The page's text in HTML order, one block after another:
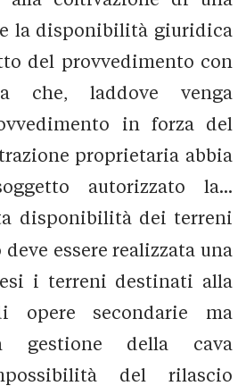
la disponibilità giuridica
del provvedimento con
che, laddove venga
in forza del
proprietaria abbia
autorizzato la...
disponibilità dei terreni
essere realizzata una
i terreni destinati alla
opere secondarie ma
gestione della cava
del rilascio